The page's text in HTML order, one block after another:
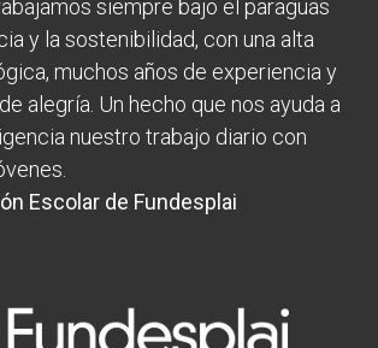
siempre bajo el paraguas
y la sostenibilidad, con una alta
muchos años de experiencia y
alegría. Un hecho que nos ayuda a
nuestro trabajo diario con
Escolar de Fundesplai